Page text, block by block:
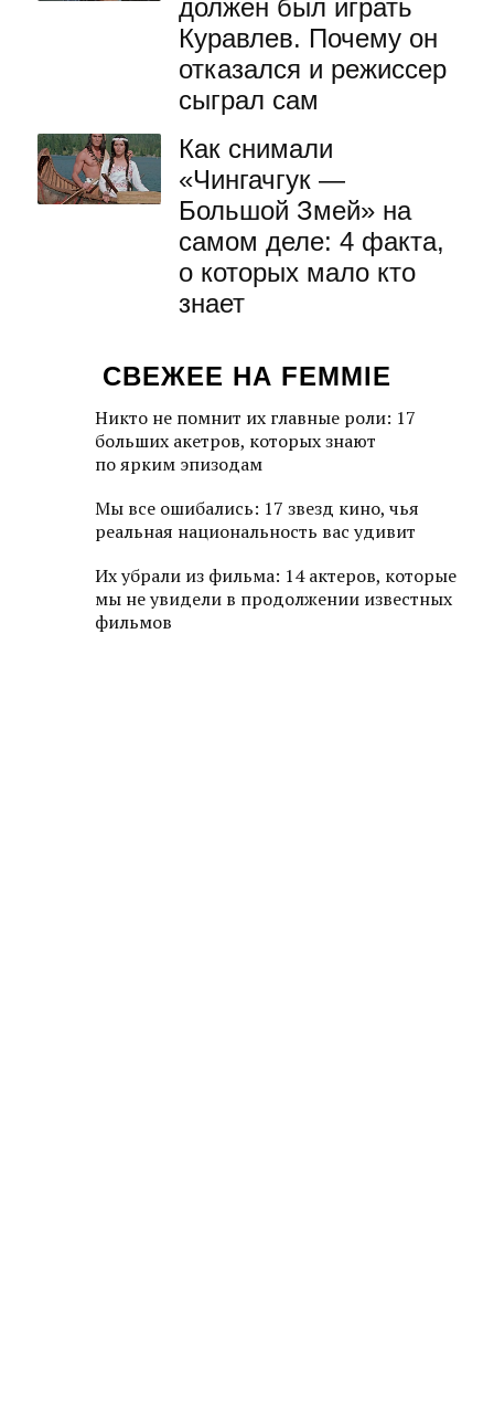
должен был играть
Куравлев. Почему он
отказался и режиссер
сыграл сам
Как снимали
«Чингачгук —
Большой Змей» на
самом деле: 4 факта,
о которых мало кто
знает
СВЕЖЕЕ НА FEMMIE
Никто не помнит их главные роли: 17
больших акетров, которых знают
по ярким эпизодам
Мы все ошибались: 17 звезд кино, чья
реальная национальность вас удивит
Их убрали из фильма: 14 актеров, которые
мы не увидели в продолжении известных
фильмов